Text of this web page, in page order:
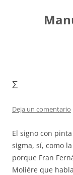
contenido
Σ
Deja un comentario
El signo con
sigma, sí, como
porque Fran
Moliére que